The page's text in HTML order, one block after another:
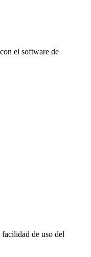
el software de
de uso del